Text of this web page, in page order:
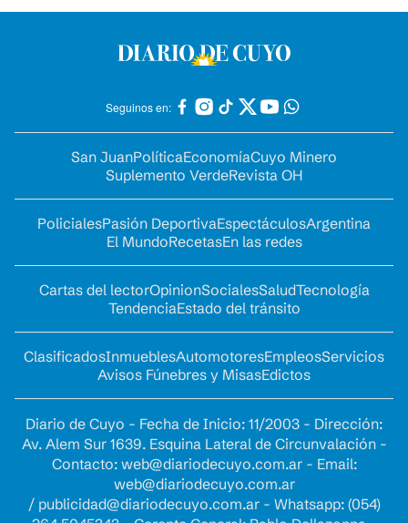
Seguinos en:
San JuanPolíticaEconomíaCuyo Minero
Suplemento VerdeRevista OH
PolicialesPasión DeportivaEspectáculosArgentina
El MundoRecetasEn las redes
Cartas del lectorOpinionSocialesSaludTecnología
TendenciaEstado del tránsito
ClasificadosInmueblesAutomotoresEmpleosServicios
Avisos Fúnebres y MisasEdictos
Diario de Cuyo - Fecha de Inicio: 11/2003 - Dirección:
Av. Alem Sur 1639. Esquina Lateral de Circunvalación -
Contacto: web@diariodecuyo.com.ar- Email:
web@diariodecuyo.com.ar
/ publicidad@diariodecuyo.com.ar- Whatsapp: (054)